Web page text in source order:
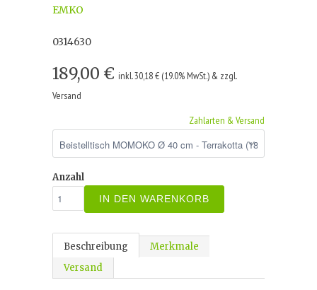
EMKO
0314630
189,00 € inkl. 30,18 € (19.0% MwSt.) & zzgl.
Versand
Zahlarten & Versand
Anzahl
IN DEN WARENKORB
Beschreibung
Merkmale
Versand